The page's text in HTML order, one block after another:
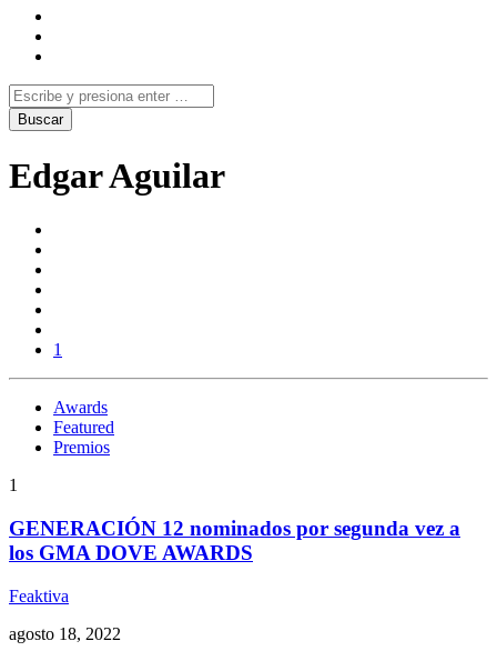
Edgar Aguilar
1
Awards
Featured
Premios
1
GENERACIÓN 12 nominados por segunda vez a
los GMA DOVE AWARDS
Feaktiva
agosto 18, 2022